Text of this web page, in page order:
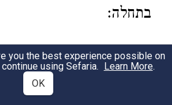
בתחלה:
5:7
you the best experience possible on
using Sefaria. Learn More.
OK